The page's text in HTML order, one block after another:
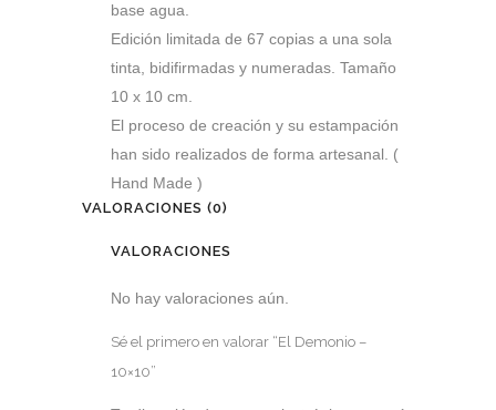
base agua.
Edición limitada de 67 copias a una sola
tinta, bidifirmadas y numeradas. Tamaño
10 x 10 cm.
El proceso de creación y su estampación
han sido realizados de forma artesanal. (
Hand Made )
VALORACIONES (0)
VALORACIONES
No hay valoraciones aún.
Sé el primero en valorar “El Demonio –
10×10”